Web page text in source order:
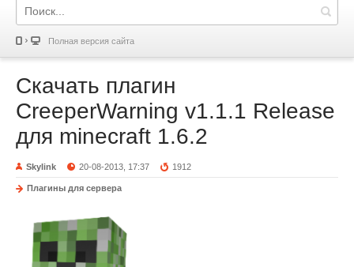
Полная версия сайта
Скачать плагин
CreeperWarning v1.1.1 Release
для minecraft 1.6.2
Skylink 20-08-2013, 17:37 1912
Плагины для сервера